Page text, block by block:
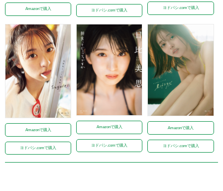
Amazonで購入 ヨドバシ.comで購入
ヨドバシ.comで購入
Amazonで購入
ヨドバシ.comで購入
Amazonで購入
ヨドバシ.comで購入
Amazonで購入
ヨドバシ.comで購入